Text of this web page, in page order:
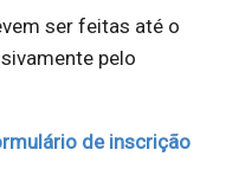
ser feitas até o
pelo
de inscrição